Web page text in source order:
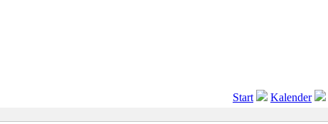
Start Kalender